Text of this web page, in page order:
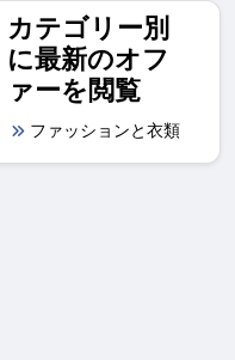
カテゴリー別
に最新のオフ
ァーを閲覧
ファッションと衣類